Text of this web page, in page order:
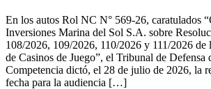
En los autos Rol NC N° 569-26, caratulados
Inversiones Marina del Sol S.A. sobre
108/2026, 109/2026, 110/2026 y 111/2026 de
de Casinos de Juego”, el Tribunal de Defensa
Competencia dictó, el 28 de julio de 2026, la
fecha para la audiencia […]